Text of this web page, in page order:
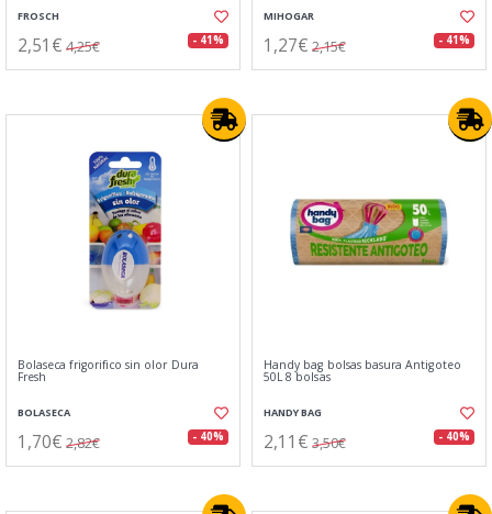
FROSCH
2,51€ 4,25€ - 41%
MIHOGAR
1,27€ 2,15€ - 41%
Bolaseca frigorifico sin olor Dura
Fresh
BOLASECA
1,70€ 2,82€ - 40%
Handy bag bolsas basura Antigoteo
50L 8 bolsas
HANDY BAG
2,11€ 3,50€ - 40%